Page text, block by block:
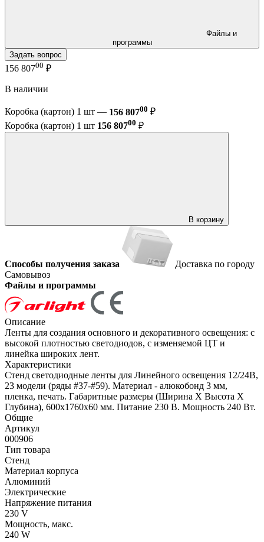
программы
Задать вопрос
156 80700 ₽
В наличии
Коробка (картон) 1 шт — 156 80700 ₽
Коробка (картон) 1 шт 156 80700 ₽
В корзину
Способы получения заказа
Доставка по городу
Самовывоз
Файлы и программы
Описание
Ленты для создания основного и декоративного освещения: с
высокой плотностью светодиодов, с изменяемой ЦТ и
линейка широких лент.
Характеристики
Стенд светодиодные ленты для Линейного освещения 12/24В,
23 модели (ряды #37-#59). Материал - алюкобонд 3 мм,
пленка, печать. Габаритные размеры (Ширина Х Высота Х
Глубина), 600х1760х60 мм. Питание 230 В. Мощность 240 Вт.
Общие
Артикул
000906
Тип товара
Стенд
Материал корпуса
Алюминий
Электрические
Напряжение питания
230 V
Мощность, макс.
240 W